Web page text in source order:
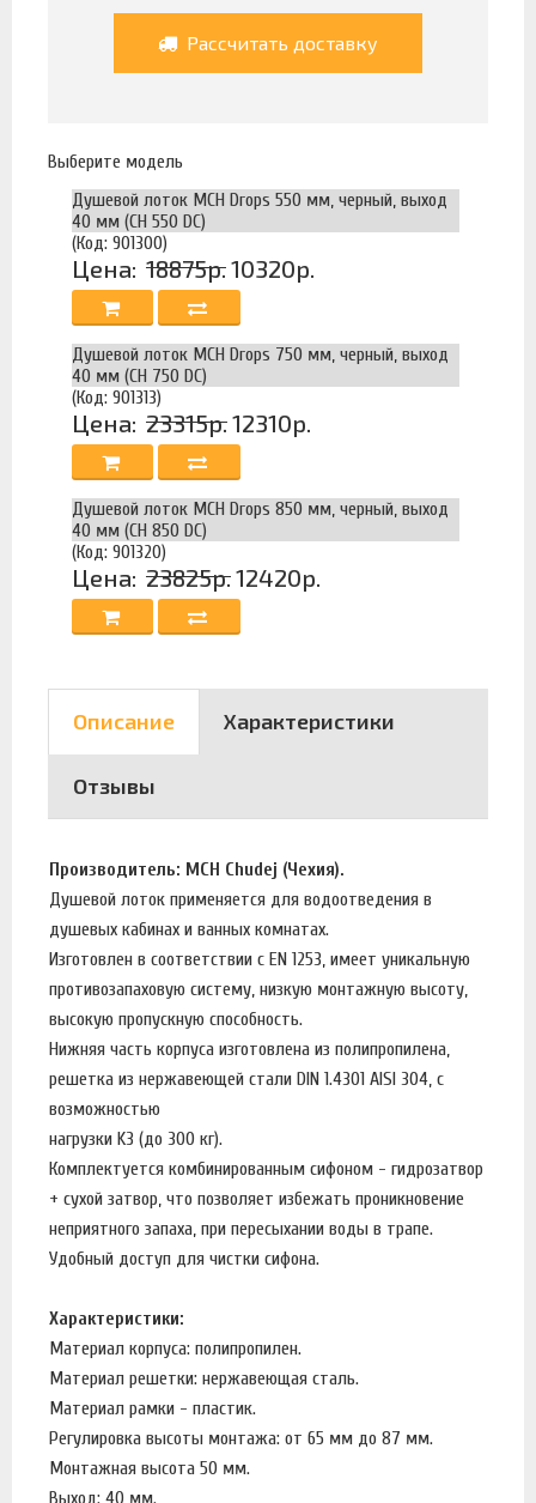
Рассчитать доставку
Выберите модель
Душевой лоток MCH Drops 550 мм, черный, выход
40 мм (CH 550 DC)
(Код: 901300)
Цена: 18875р.10320р.
Душевой лоток MCH Drops 750 мм, черный, выход
40 мм (CH 750 DC)
(Код: 901313)
Цена: 23315р.12310р.
Душевой лоток MCH Drops 850 мм, черный, выход
40 мм (CH 850 DC)
(Код: 901320)
Цена: 23825р.12420р.
Описание Характеристики
Отзывы
Производитель: MCH Chudej (Чехия).
Душевой лоток применяется для водоотведения в
душевых кабинах и ванных комнатах.
Изготовлен в соответствии с EN 1253, имеет уникальную
противозапаховую систему, низкую монтажную высоту,
высокую пропускную способность.
Нижняя часть корпуса изготовлена из полипропилена,
решетка из нержавеющей стали DIN 1.4301 AISI 304, с
возможностью
нагрузки K3 (до 300 кг).
Комплектуется комбинированным сифоном - гидрозатвор
+ сухой затвор, что позволяет избежать проникновение
неприятного запаха, при пересыхании воды в трапе.
Удобный доступ для чистки сифона.
Характеристики:
Материал корпуса: полипропилен.
Материал решетки: нержавеющая сталь.
Материал рамки - пластик.
Регулировка высоты монтажа: от 65 мм до 87 мм.
Монтажная высота 50 мм.
Выход: 40 мм.